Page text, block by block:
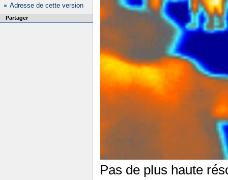
Pas de plus haute
Adresse de cette version
Partager